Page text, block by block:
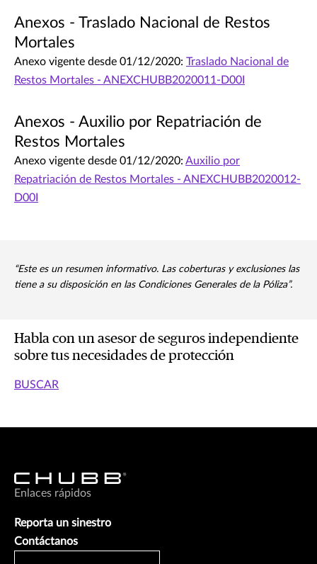
Anexos - Traslado Nacional de Restos
Mortales
Anexo vigente desde 01/12/2020: Traslado Nacional de
Restos Mortales - ANEXCHUBB2020011-D00I
Anexos - Auxilio por Repatriación de
Restos Mortales
Anexo vigente desde 01/12/2020: Auxilio por
Repatriación de Restos Mortales - ANEXCHUBB2020012-
D00I
“Este es un resumen informativo. Las coberturas y exclusiones las
tiene a su disposición en las Condiciones Generales de la Póliza”.
Habla con un asesor de seguros independiente
sobre tus necesidades de protección
BUSCAR
Enlaces rápidos
Reporta un sinestro
Contáctanos